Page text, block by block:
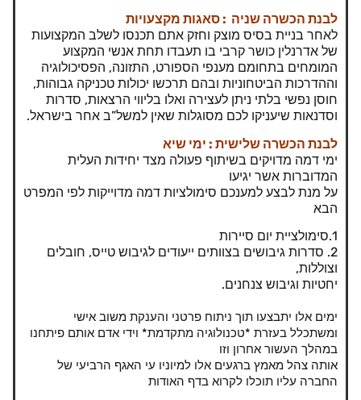
לבנת הכשרה שניה : סאגות מקצעויות
לאחר בניית בסיס מוצק וחזק אתם תכנסו לשלב המקצועות
של אדרנלין כושר קרבי בו תעבדו תחת אנשי המקצוע
המומחים בתחומם מענפי הספורט, התזונה, הפסיכולוגיה
וההדרכות הביטחוניות ובהם תרכשו יכולות טכניקה גבוהות,
חוסן נפשי בלתי ניתן לעצירה ואלו בליווי הרצאות, סדרות
וסדנאות שיעניקו לכם מסוגלות שאין למשל”ב אחר בישראל.
לבנת הכשרה שלישית : ימי שיא
ימי דמה מדויקים בשיתוף פעולה מצד יחידות העלית
המדוברות אשר יגיעו
על מנת לבצע למענכם סימולציות דמה מדוייקות לפי המפרט
הבא
1.סימולציית יום סיירות
2. סדרות גיבושים בצוותים ייעודים לגיבוש טייס, חובלים
וצוללות,
יחטיות וגיבוש צנחנים.
ימים אלו יתבצעו תוך ניתוח פרטני והענקת משוב אישי
ומשתכלל בעזרת *טכנולוגיה מתקדמת* וידי אדם אותם פיתחנו
במהלך העשור אחרון וזו
אותה צהל מאמץ ברגעים אלו למיוניו עי האגף הרביעי של
החברה עליו תוכלו לקרוא בדף האודות